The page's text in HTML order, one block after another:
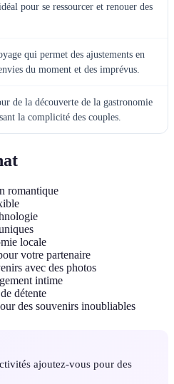
pour se ressourcer et renouer des
qui permet des ajustements en
du moment et des imprévus.
de la découverte de la gastronomie
la complicité des couples.
romantique
locale
votre partenaire
avec des photos
intime
détente
des souvenirs inoubliables
ajoutez-vous pour des